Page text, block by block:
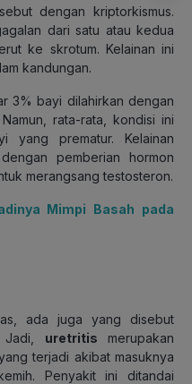
dengan kriptorkismus.
dari satu atau kedua
ke skrotum. Kelainan ini
kandungan.
3% bayi dilahirkan dengan
rata-rata, kondisi ini
yang prematur. Kelainan
pemberian hormon
merangsang testosteron.
Mimpi Basah pada
ada juga yang disebut
Jadi, uretritis merupakan
terjadi akibat masuknya
Penyakit ini ditandai